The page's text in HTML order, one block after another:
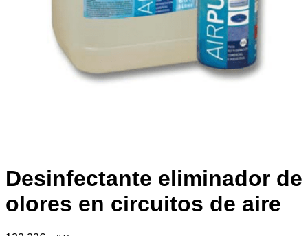
Desinfectante eliminador de
olores en circuitos de aire